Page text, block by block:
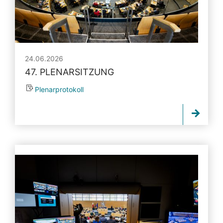
24.06.2026
47. PLENARSITZUNG
Plenarprotokoll